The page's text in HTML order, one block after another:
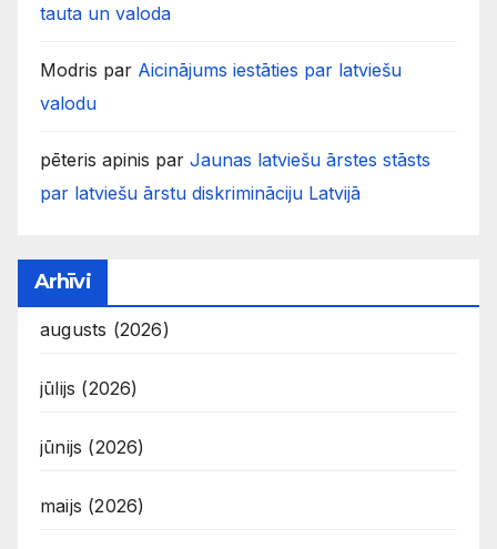
tauta un valoda
Modris par Aicinājums iestāties par latviešu
valodu
pēteris apinis par Jaunas latviešu ārstes stāsts
par latviešu ārstu diskrimināciju Latvijā
Arhīvi
augusts (2026)
jūlijs (2026)
jūnijs (2026)
maijs (2026)